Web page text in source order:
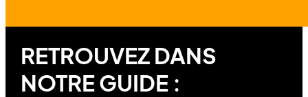
RETROUVEZ DANS
NOTRE GUIDE :